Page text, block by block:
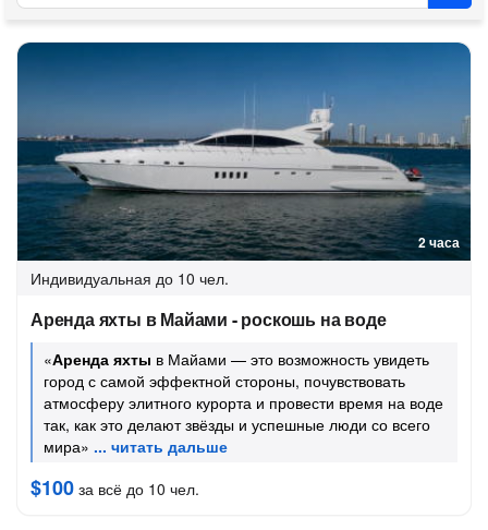
2 часа
Индивидуальная до 10 чел.
Аренда яхты в Майами - роскошь на воде
«Аренда яхты в Майами — это возможность увидеть
город с самой эффектной стороны, почувствовать
атмосферу элитного курорта и провести время на воде
так, как это делают звёзды и успешные люди со всего
мира»
$100 за всё до 10 чел.